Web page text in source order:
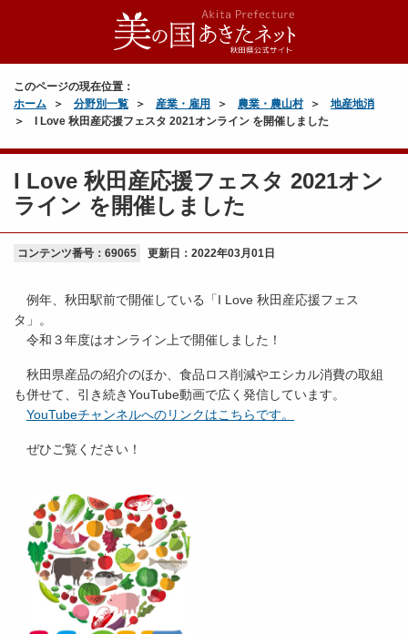
このページの現在位置：
ホーム
分野別一覧 産業・雇用 農業・農山村
地産地消
I Love 秋田産応援フェスタ 2021オンライン を開催しました
I Love 秋田産応援フェスタ 2021オン
ライン を開催しました
コンテンツ番号：69065 更新日： 2022年03月01日
例年、秋田駅前で開催している「I Love 秋田産応援フェス
タ」。
令和３年度はオンライン上で開催しました！
秋田県産品の紹介のほか、食品ロス削減やエシカル消費の取組
も併せて、引き続きYouTube動画で広く発信しています。
YouTubeチャンネルへのリンクはこちらです。
ぜひご覧ください！